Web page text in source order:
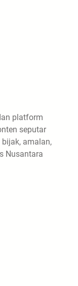
platform
seputar
amalan,
Nusantara